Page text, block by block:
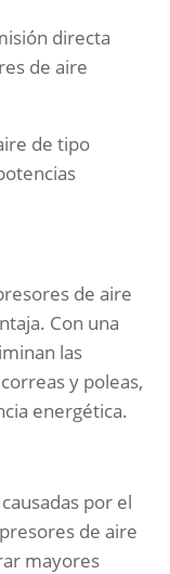
directa
de aire
de tipo
de aire
Con una
las
y poleas,
energética.
por el
de aire
mayores